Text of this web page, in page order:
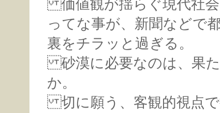
価値観が揺らぐ現代社
ってな事が、新聞などで
裏をチラッと過ぎる。
砂漠に必要なのは、果
か。
切に願う、客観的視点で